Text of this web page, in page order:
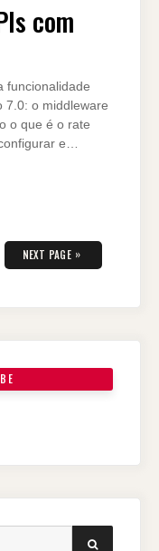
com
funcionalidade
7.0: o middleware
o que é o rate
e…
NEXT PAGE »
SEARCH